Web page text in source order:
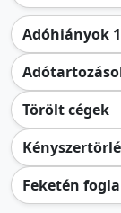
Adóhiányok
Törölt cégek
Feketén